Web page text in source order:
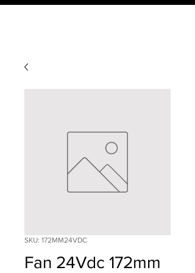
SKU: 172MM24VDC
Fan 24Vdc 172mm